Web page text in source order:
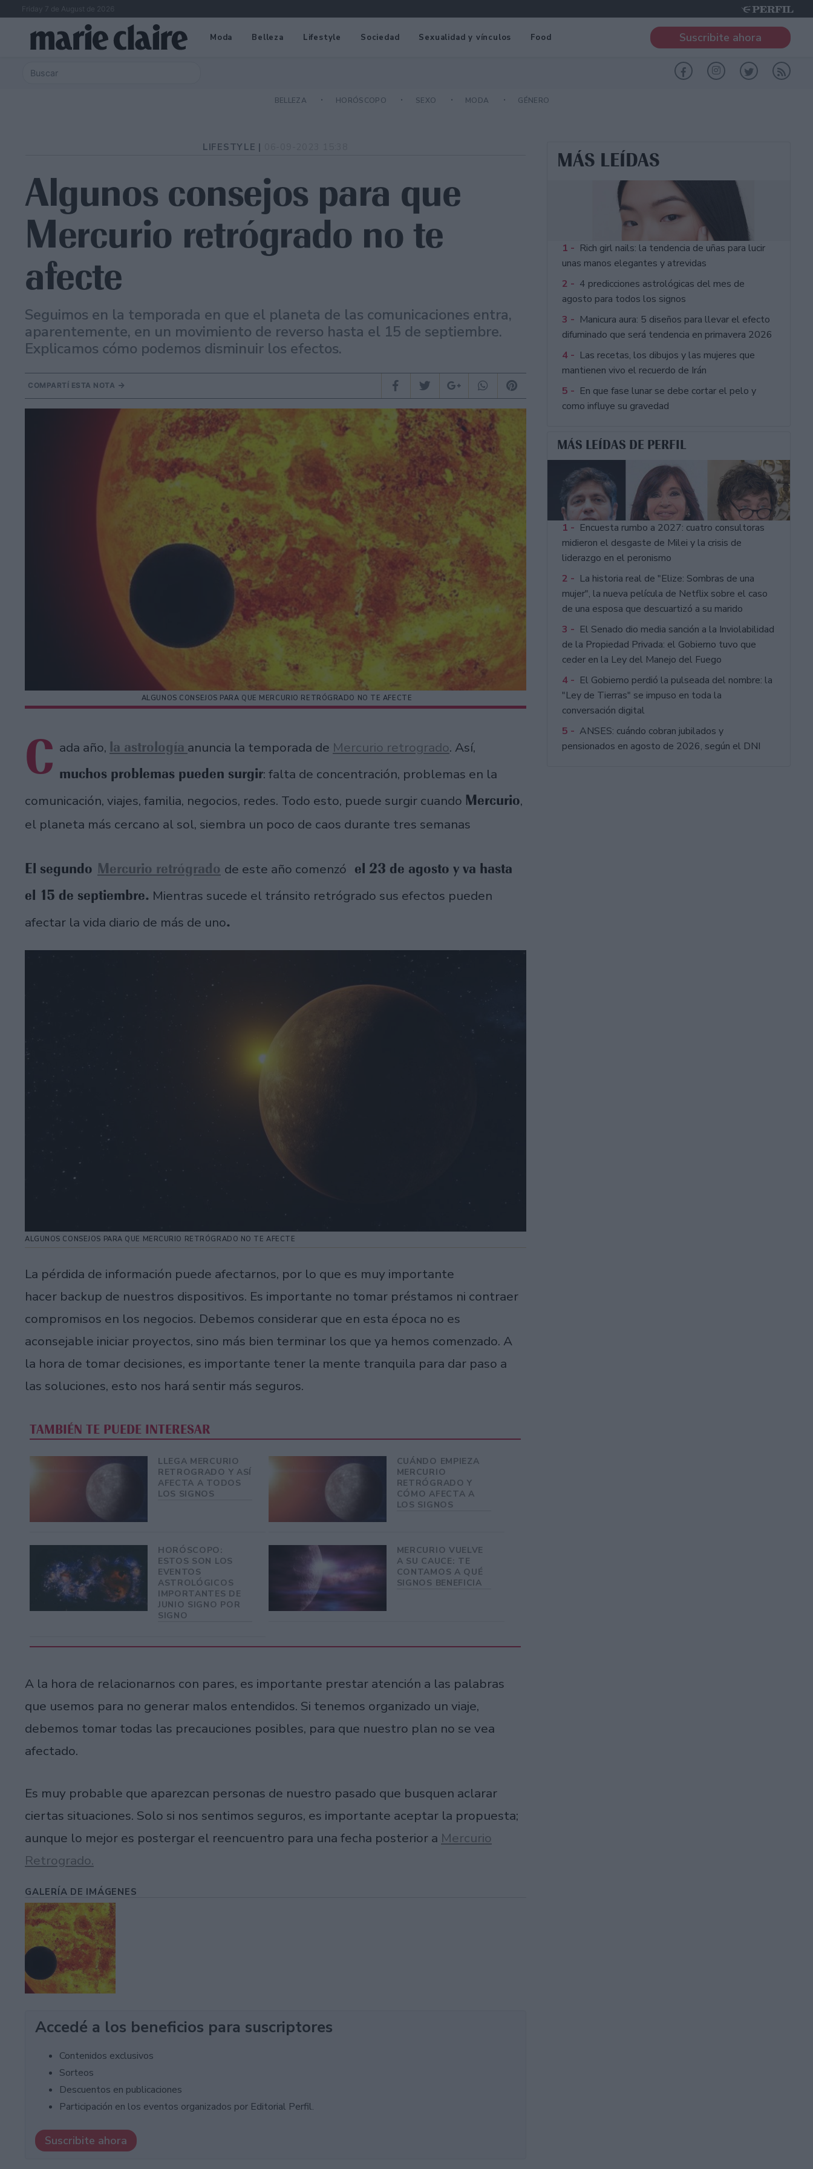
Friday 7 de August de 2026
Moda Belleza Lifestyle Sociedad Sexualidad y vínculos Food Suscribite ahora
BELLEZA HORÓSCOPO SEXO MODA GÉNERO
LIFESTYLE |
Algunos consejos para que
Mercurio retrógrado no te
afecte
Seguimos en la temporada en que el planeta de las comunicaciones entra,
aparentemente, en un movimiento de reverso hasta el 15 de septiembre.
Explicamos cómo podemos disminuir los efectos.
COMPARTÍ ESTA NOTA
ALGUNOS CONSEJOS PARA QUE MERCURIO RETRÓGRADO NO TE AFECTE
C ada año, la astrología anuncia la temporada de Mercurio retrogrado. Así,
muchos problemas pueden surgir: falta de concentración, problemas en la
comunicación, viajes, familia, negocios, redes. Todo esto, puede surgir cuando Mercurio,
el planeta más cercano al sol, siembra un poco de caos durante tres semanas
El segundo Mercurio retrógrado de este año comenzó el 23 de agosto y va hasta
el 15 de septiembre. Mientras sucede el tránsito retrógrado sus efectos pueden
afectar la vida diario de más de uno.
ALGUNOS CONSEJOS PARA QUE MERCURIO RETRÓGRADO NO TE AFECTE
La pérdida de información puede afectarnos, por lo que es muy importante
hacer backup de nuestros dispositivos. Es importante no tomar préstamos ni contraer
compromisos en los negocios. Debemos considerar que en esta época no es
aconsejable iniciar proyectos, sino más bien terminar los que ya hemos comenzado. A
la hora de tomar decisiones, es importante tener la mente tranquila para dar paso a
las soluciones, esto nos hará sentir más seguros.
TAMBIÉN TE PUEDE INTERESAR
LLEGA MERCURIO
RETROGRADO Y ASÍ
AFECTA A TODOS
LOS SIGNOS
CUÁNDO EMPIEZA
MERCURIO
RETRÓGRADO Y
CÓMO AFECTA A
LOS SIGNOS
HORÓSCOPO:
ESTOS SON LOS
EVENTOS
ASTROLÓGICOS
IMPORTANTES DE
JUNIO SIGNO POR
SIGNO
MERCURIO VUELVE
A SU CAUCE: TE
CONTAMOS A QUÉ
SIGNOS BENEFICIA
A la hora de relacionarnos con pares, es importante prestar atención a las palabras
que usemos para no generar malos entendidos. Si tenemos organizado un viaje,
debemos tomar todas las precauciones posibles, para que nuestro plan no se vea
afectado.
Es muy probable que aparezcan personas de nuestro pasado que busquen aclarar
ciertas situaciones. Solo si nos sentimos seguros, es importante aceptar la propuesta;
aunque lo mejor es postergar el reencuentro para una fecha posterior a Mercurio
Retrogrado.
GALERÍA DE IMÁGENES
Accedé a los beneficios para suscriptores
Contenidos exclusivos
Sorteos
Descuentos en publicaciones
Participación en los eventos organizados por Editorial Perfil.
Suscribite ahora
MÁS LEÍDAS
1 - Rich girl nails: la tendencia de uñas para lucir
unas manos elegantes y atrevidas
2 - 4 predicciones astrológicas del mes de
agosto para todos los signos
3 - Manicura aura: 5 diseños para llevar el efecto
difuminado que será tendencia en primavera 2026
4 - Las recetas, los dibujos y las mujeres que
mantienen vivo el recuerdo de Irán
5 - En que fase lunar se debe cortar el pelo y
como influye su gravedad
MÁS LEÍDAS DE PERFIL
1 - Encuesta rumbo a 2027: cuatro consultoras
midieron el desgaste de Milei y la crisis de
liderazgo en el peronismo
2 - La historia real de "Elize: Sombras de una
mujer", la nueva película de Netflix sobre el caso
de una esposa que descuartizó a su marido
3 - El Senado dio media sanción a la Inviolabilidad
de la Propiedad Privada: el Gobierno tuvo que
ceder en la Ley del Manejo del Fuego
4 - El Gobierno perdió la pulseada del nombre: la
"Ley de Tierras" se impuso en toda la
conversación digital
5 - ANSES: cuándo cobran jubilados y
pensionados en agosto de 2026, según el DNI